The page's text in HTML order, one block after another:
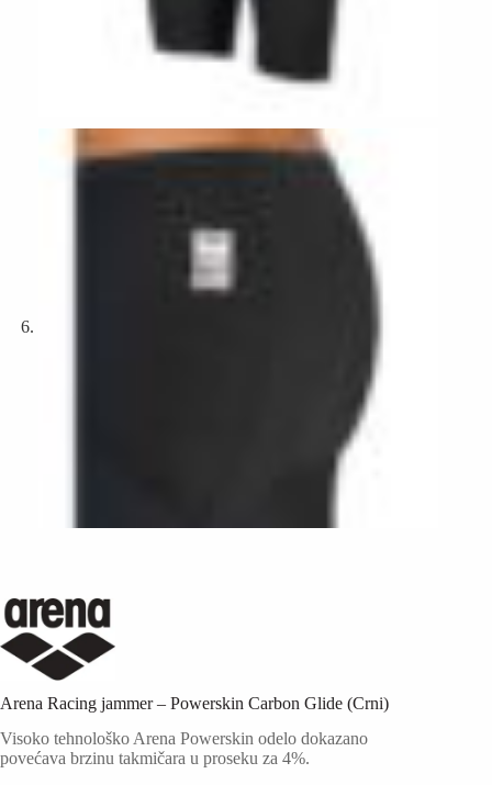
Arena Racing jammer – Powerskin Carbon Glide (Crni)
Visoko tehnološko Arena Powerskin odelo dokazano
povećava brzinu takmičara u proseku za 4%.